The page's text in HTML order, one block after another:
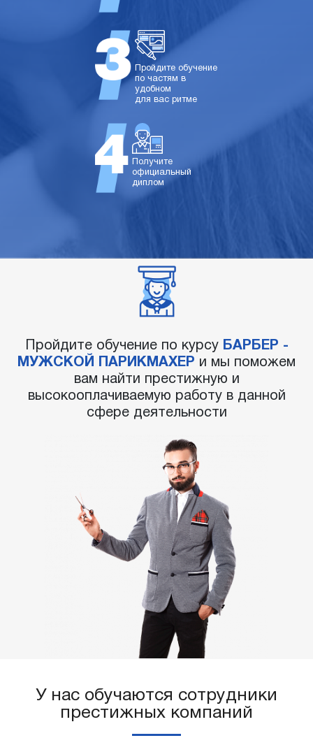
Пройдите обучение
по частям в
удобном
для вас ритме
Получите
официальный
диплом
Пройдите обучение по курсу БАРБЕР -
МУЖСКОЙ ПАРИКМАХЕР и мы поможем
вам найти престижную и
высокооплачиваемую работу в данной
сфере деятельности
У нас обучаются сотрудники
престижных компаний